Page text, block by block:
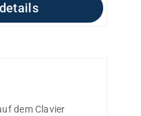
dem Clavier